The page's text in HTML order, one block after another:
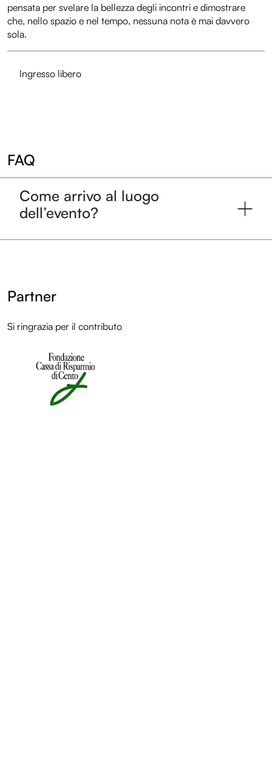
pensata per svelare la bellezza degli incontri e dimostrare
che, nello spazio e nel tempo, nessuna nota è mai davvero
sola.
Ingresso libero
FAQ
Come arrivo al luogo
dell’evento?
Partner
Si ringrazia per il contributo